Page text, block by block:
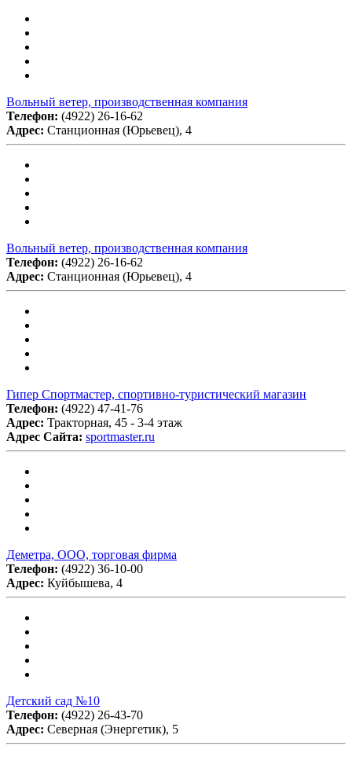
Вольный ветер, производственная компания
Телефон: (4922) 26-16-62
Адрес: Станционная (Юрьевец), 4
Вольный ветер, производственная компания
Телефон: (4922) 26-16-62
Адрес: Станционная (Юрьевец), 4
Гипер Спортмастер, спортивно-туристический магазин
Телефон: (4922) 47-41-76
Адрес: Тракторная, 45 - 3-4 этаж
Адрес Сайта: sportmaster.ru
Деметра, ООО, торговая фирма
Телефон: (4922) 36-10-00
Адрес: Куйбышева, 4
Детский сад №10
Телефон: (4922) 26-43-70
Адрес: Северная (Энергетик), 5